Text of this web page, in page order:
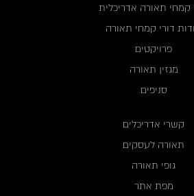
קמחי תאורה אדריכלית
דורי קמחי תאורה
פרויקטים
מגזין תאורה
סניפים
קשרי אדריכלים
תאורה לעסקים
גופי תאורה
מפת אתר